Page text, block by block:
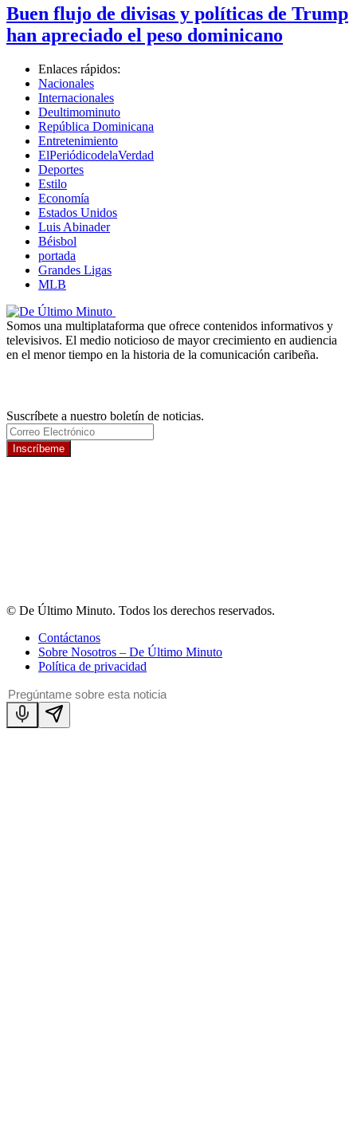
Buen flujo de divisas y políticas de Trump
han apreciado el peso dominicano
Enlaces rápidos:
Nacionales
Internacionales
Deultimominuto
República Dominicana
Entretenimiento
ElPeriódicodelaVerdad
Deportes
Estilo
Economía
Estados Unidos
Luis Abinader
Béisbol
portada
Grandes Ligas
MLB
Somos una multiplataforma que ofrece contenidos informativos y
televisivos. El medio noticioso de mayor crecimiento en audiencia
en el menor tiempo en la historia de la comunicación caribeña.
Suscríbete a nuestro boletín de noticias.
Inscríbeme
© De Último Minuto. Todos los derechos reservados.
Contáctanos
Sobre Nosotros – De Último Minuto
Política de privacidad